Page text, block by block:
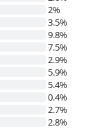
2%
3.5%
9.8%
7.5%
2.9%
5.9%
5.4%
0.4%
2.7%
2.8%